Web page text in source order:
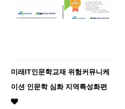
미래IT인문학교재 위험커뮤니케
이션 인문학 심화 지역특성화편